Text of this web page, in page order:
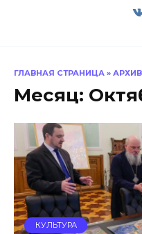
ГЛАВНАЯ СТРАНИЦА »
Месяц:
КУЛЬТУРА